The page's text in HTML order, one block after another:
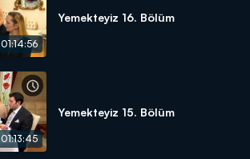
01:14:56
Yemekteyiz 16. Bölüm
01:13:45
Yemekteyiz 15. Bölüm